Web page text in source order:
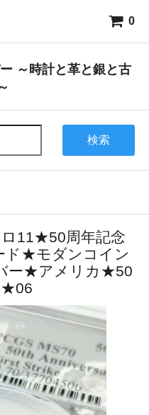
0
～時計と革と銀と古
検索
11★50周年記念
ド★モダンコイン
ー★アメリカ★50